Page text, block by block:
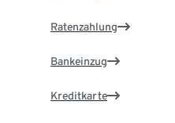
Ratenzahlung
Bankeinzug
Kreditkarte